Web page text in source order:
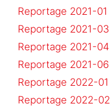
Reportage 2021-01
Reportage 2021-03
Reportage 2021-04
Reportage 2021-06
Reportage 2022-01
Reportage 2022-02